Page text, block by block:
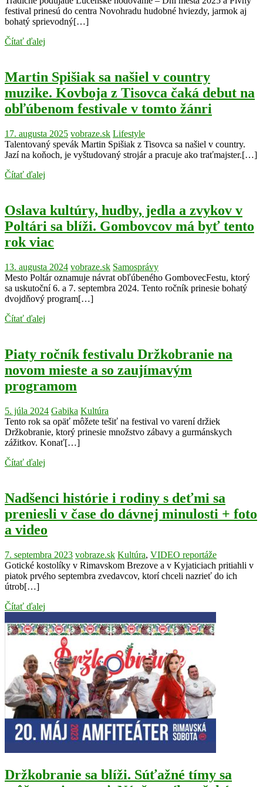
festival prinesú do centra Novohradu hudobné hviezdy, jarmok aj
bohatý sprievodný[…]
Čítať ďalej
Martin Spišiak sa našiel v country
muzike. Kovboja z Tisovca čaká debut na
obľúbenom festivale v tomto žánri
17. augusta 2025 vobraze.sk Lifestyle
Talentovaný spevák Martin Spišiak z Tisovca sa našiel v country.
Jazí na koňoch, je vyštudovaný strojár a pracuje ako traťmajster.[…]
Čítať ďalej
Oslava kultúry, hudby, jedla a zvykov v
Poltári sa blíži. Gombovcov má byť tento
rok viac
13. augusta 2024 vobraze.sk Samosprávy
Mesto Poltár oznamuje návrat obľúbeného GombovecFestu, ktorý
sa uskutoční 6. a 7. septembra 2024. Tento ročník prinesie bohatý
dvojdňový program[…]
Čítať ďalej
Piaty ročník festivalu Držkobranie na
novom mieste a so zaujímavým
programom
5. júla 2024 Gabika Kultúra
Tento rok sa opäť môžete tešiť na festival vo varení držiek
Držkobranie, ktorý prinesie množstvo zábavy a gurmánskych
zážitkov. Konať[…]
Čítať ďalej
Nadšenci histórie i rodiny s deťmi sa
preniesli v čase do dávnej minulosti + foto
a video
7. septembra 2023 vobraze.sk Kultúra, VIDEO reportáže
Gotické kostolíky v Rimavskom Brezove a v Kyjaticiach pritiahli v
piatok prvého septembra zvedavcov, ktorí chceli nazrieť do ich
útrob[…]
Čítať ďalej
Držkobranie sa blíži. Súťažné tímy sa